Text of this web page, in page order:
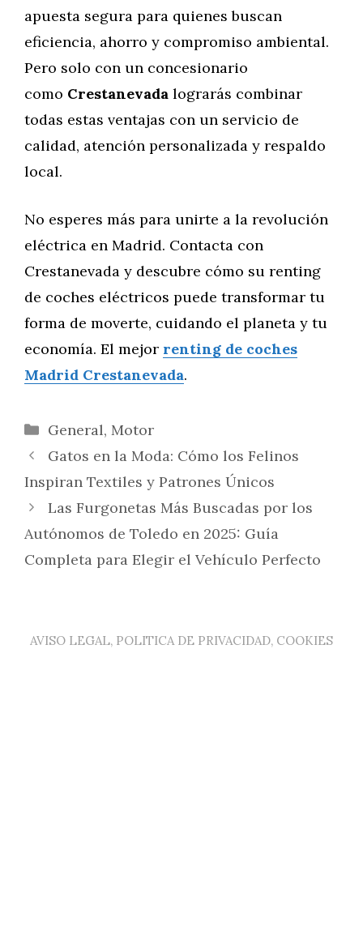
apuesta segura para quienes buscan
eficiencia, ahorro y compromiso ambiental.
Pero solo con un concesionario
como Crestanevada lograrás combinar
todas estas ventajas con un servicio de
calidad, atención personalizada y respaldo
local.
No esperes más para unirte a la revolución
eléctrica en Madrid. Contacta con
Crestanevada y descubre cómo su renting
de coches eléctricos puede transformar tu
forma de moverte, cuidando el planeta y tu
economía. El mejor renting de coches
Madrid Crestanevada.
Categorías
General, Motor
Gatos en la Moda: Cómo los Felinos
Inspiran Textiles y Patrones Únicos
Las Furgonetas Más Buscadas por los
Autónomos de Toledo en 2025: Guía
Completa para Elegir el Vehículo Perfecto
AVISO LEGAL, POLITICA DE PRIVACIDAD, COOKIES